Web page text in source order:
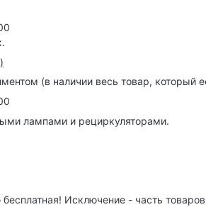
)
(в наличии весь товар, который
лампами и рециркуляторами.
Исключение - часть